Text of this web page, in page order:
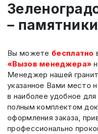
–
Вы можете бесплатно
«Вызов менеджера»
Менеджер нашей
указанное Вами место
в наиболее удобное
полным комплектом
оформления заказа,
профессионально